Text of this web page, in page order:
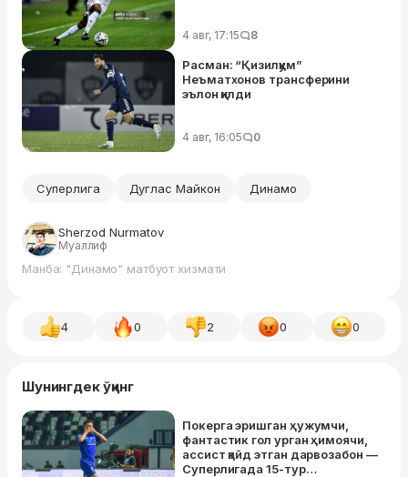
4 авг, 17:15 8
Расман: “Қизилқум”
Неъматхонов трансферини
эълон қилди
4 авг, 16:05 0
Суперлига Дуглас Майкон Динамо
Sherzod Nurmatov
Муаллиф
Манба: "Динамо" матбуот хизмати
4 0 2 0 0
Шунингдек ўқинг
Покерга эришган ҳужумчи,
фантастик гол урган ҳимоячи,
ассист қайд этган дарвозабон —
Суперлигада 15-тур